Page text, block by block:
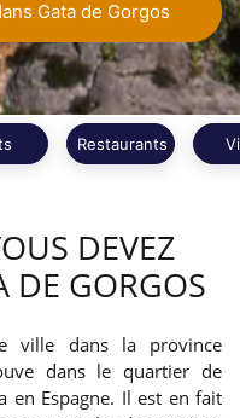
Gata de Gorgos
Restaurants
DEVEZ
DE GORGOS
ville dans la province
dans le quartier de
en Espagne. Il est en fait